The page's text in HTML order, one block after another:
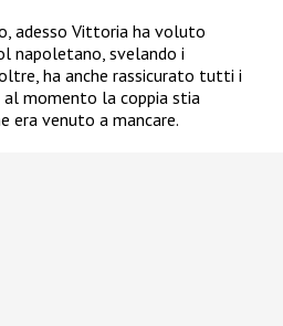
adesso Vittoria ha voluto
napoletano, svelando i
ha anche rassicurato tutti i
al momento la coppia stia
era venuto a mancare.